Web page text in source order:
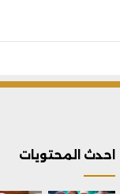
احدث المحتويات